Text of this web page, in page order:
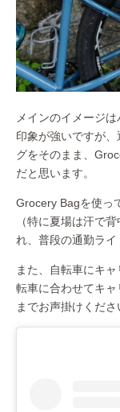
メインのイメージ
印象が強いですが
グをそのまま、
だと思います。
Grocery Bagを使っ
（特に夏場は汗で
れ、普段の通勤ライ
また、自転車にキ
転車に合わせてキ
までお声掛けくださ